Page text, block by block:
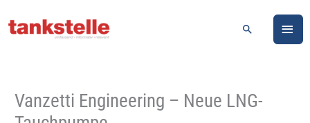
Inhalt
Suchen
Vanzetti Engineering – Neue LNG-